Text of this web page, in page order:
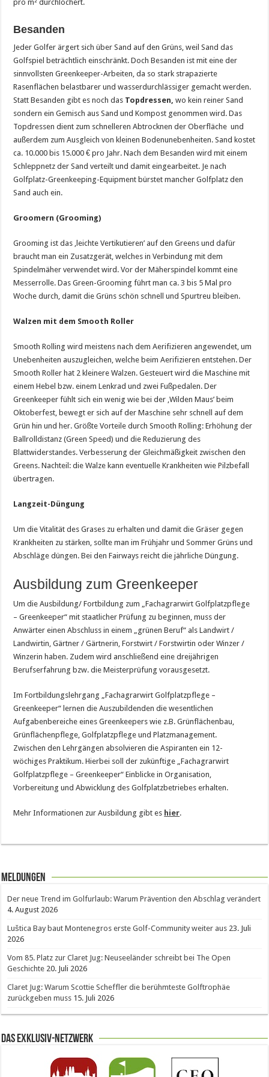
pro m² durchlöchert.
Besanden
Jeder Golfer ärgert sich über Sand auf den Grüns, weil Sand das
Golfspiel beträchtlich einschränkt. Doch Besanden ist mit eine der
sinnvollsten Greenkeeper-Arbeiten, da so stark strapazierte
Rasenflächen belastbarer und wasserdurchlässiger gemacht werden.
Statt Besanden gibt es noch das Topdressen,wo kein reiner Sand
sondern ein Gemisch aus Sand und Kompost genommen wird. Das
Topdressen dient zum schnelleren Abtrocknen der Oberfläche und
außerdem zum Ausgleich von kleinen Bodenunebenheiten. Sand kostet
ca. 10.000 bis 15.000 € pro Jahr. Nach dem Besanden wird mit einem
Schleppnetz der Sand verteilt und damit eingearbeitet. Je nach
Golfplatz-Greenkeeping-Equipment bürstet mancher Golfplatz den
Sand auch ein.
Groomern (Grooming)
Grooming ist das ‚leichte Vertikutieren’ auf den Greens und dafür
braucht man ein Zusatzgerät, welches in Verbindung mit dem
Spindelmäher verwendet wird. Vor der Mäherspindel kommt eine
Messerrolle. Das Green-Grooming führt man ca. 3 bis 5 Mal pro
Woche durch, damit die Grüns schön schnell und Spurtreu bleiben.
Walzen mit dem Smooth Roller
Smooth Rolling wird meistens nach dem Aerifizieren angewendet, um
Unebenheiten auszugleichen, welche beim Aerifizieren entstehen. Der
Smooth Roller hat 2 kleinere Walzen. Gesteuert wird die Maschine mit
einem Hebel bzw. einem Lenkrad und zwei Fußpedalen. Der
Greenkeeper fühlt sich ein wenig wie bei der ‚Wilden Maus’ beim
Oktoberfest, bewegt er sich auf der Maschine sehr schnell auf dem
Grün hin und her. Größte Vorteile durch Smooth Rolling: Erhöhung der
Ballrolldistanz (Green Speed) und die Reduzierung des
Blattwiderstandes. Verbesserung der Gleichmäßigkeit zwischen den
Greens. Nachteil: die Walze kann eventuelle Krankheiten wie Pilzbefall
übertragen.
Langzeit-Düngung
Um die Vitalität des Grases zu erhalten und damit die Gräser gegen
Krankheiten zu stärken, sollte man im Frühjahr und Sommer Grüns und
Abschläge düngen. Bei den Fairways reicht die jährliche Düngung.
Ausbildung zum Greenkeeper
Um die Ausbildung/ Fortbildung zum „Fachagrarwirt Golfplatzpflege
– Greenkeeper“ mit staatlicher Prüfung zu beginnen, muss der
Anwärter einen Abschluss in einem „grünen Beruf“ als Landwirt /
Landwirtin, Gärtner / Gärtnerin, Forstwirt / Forstwirtin oder Winzer /
Winzerin haben. Zudem wird anschließend eine dreijährigen
Berufserfahrung bzw. die Meisterprüfung vorausgesetzt.
Im Fortbildungslehrgang „Fachagrarwirt Golfplatzpflege –
Greenkeeper“ lernen die Auszubildenden die wesentlichen
Aufgabenbereiche eines Greenkeepers wie z.B. Grünflächenbau,
Grünflächenpflege, Golfplatzpflege und Platzmanagement.
Zwischen den Lehrgängen absolvieren die Aspiranten ein 12-
wöchiges Praktikum. Hierbei soll der zukünftige „Fachagrarwirt
Golfplatzpflege – Greenkeeper“ Einblicke in Organisation,
Vorbereitung und Abwicklung des Golfplatzbetriebes erhalten.
Mehr Informationen zur Ausbildung gibt es hier.
Meldungen
Der neue Trend im Golfurlaub: Warum Prävention den Abschlag verändert
4. August 2026
Luštica Bay baut Montenegros erste Golf-Community weiter aus 23. Juli
2026
Vom 85. Platz zur Claret Jug: Neuseeländer schreibt bei The Open
Geschichte 20. Juli 2026
Claret Jug: Warum Scottie Scheffler die berühmteste Golftrophäe
zurückgeben muss 15. Juli 2026
Das Exklusiv-Netzwerk